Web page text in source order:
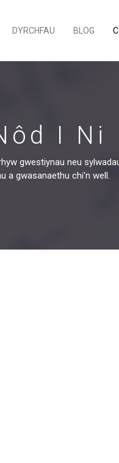
DYRCHFAU BLOG
I Ni
gwestiynau neu
a gwasanaethu chi'n well.